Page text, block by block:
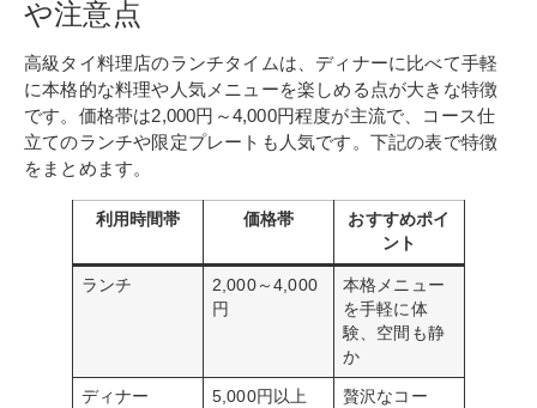
や注意点
高級タイ料理店のランチタイムは、ディナーに比べて手軽
に本格的な料理や人気メニューを楽しめる点が大きな特徴
です。価格帯は2,000円～4,000円程度が主流で、コース仕
立てのランチや限定プレートも人気です。下記の表で特徴
をまとめます。
利用時間帯 価格帯
おすすめポイ
ント
ランチ
2,000～4,000
円
本格メニュー
を手軽に体
験、空間も静
か
ディナー 5,000円以上
贅沢なコー